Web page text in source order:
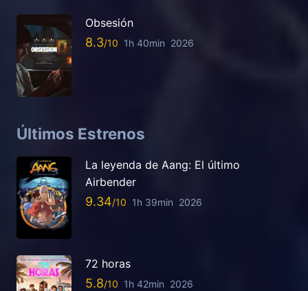
Obsesión
8.3 1h 40min 2026
Últimos Estrenos
La leyenda de Aang: El último
Airbender
9.34 1h 39min 2026
72 horas
5.8 1h 42min 2026